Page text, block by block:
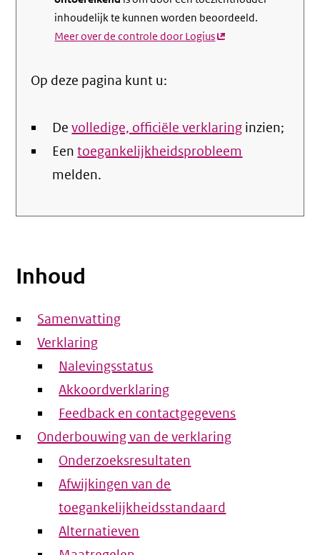
inhoudelijk te kunnen worden beoordeeld.
Meer over de controle door Logius(externe
Op deze pagina kunt u:
Devolledige, officiële verklaring inzien;
Eentoegankelijkheidsprobleem
melden.
Inhoud
Samenvatting
Verklaring
Nalevingsstatus
Akkoordverklaring
Feedback en contactgegevens
Onderbouwing van de verklaring
Onderzoeksresultaten
Afwijkingen van de
toegankelijkheidsstandaard
Alternatieven